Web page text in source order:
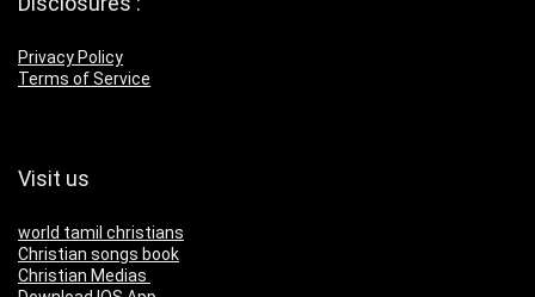
Privacy Policy
Terms of Service
Visit us
world tamil christians
Christian songs book
Christian Medias